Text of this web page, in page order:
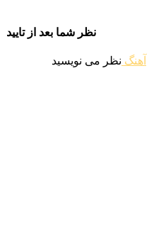
نظر شما بعد از تایید
آهنگ نظر می نویسید